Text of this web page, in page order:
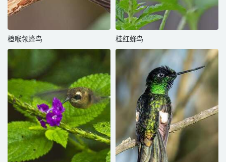
橙喉领蜂鸟 桂红蜂鸟